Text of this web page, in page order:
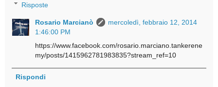
Risposte
Rosario Marcianò
mercoledì, febbraio 12, 2014
1:46:00 PM
https://www.facebook.com/rosario.marciano.tankerene
my/posts/1415962781983835?stream_ref=10
Rispondi